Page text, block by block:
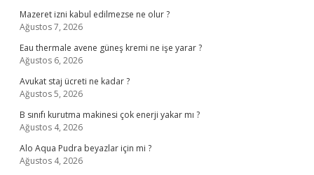
Mazeret izni kabul edilmezse ne olur ?
Ağustos 7, 2026
Eau thermale avene güneş kremi ne işe yarar ?
Ağustos 6, 2026
Avukat staj ücreti ne kadar ?
Ağustos 5, 2026
B sınıfı kurutma makinesi çok enerji yakar mı ?
Ağustos 4, 2026
Alo Aqua Pudra beyazlar için mi ?
Ağustos 4, 2026